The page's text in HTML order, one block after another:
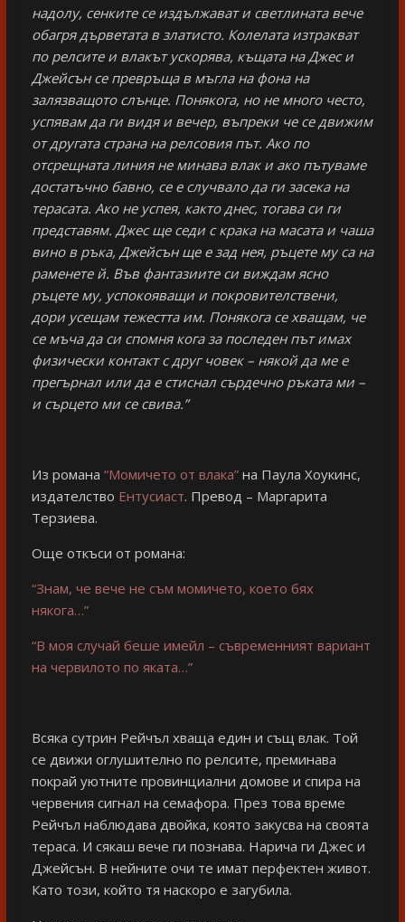
надолу, сенките се издължават и светлината вече
обагря дърветата в златисто. Колелата изтракват
по релсите и влакът ускорява, къщата на Джес и
Джейсън се превръща в мъгла на фона на
залязващото слънце. Понякога, но не много често,
успявам да ги видя и вечер, въпреки че се движим
от другата страна на релсовия път. Ако по
отсрещната линия не минава влак и ако пътуваме
достатъчно бавно, се е случвало да ги засека на
терасата. Ако не успея, както днес, тогава си ги
представям. Джес ще седи с крака на масата и чаша
вино в ръка, Джейсън ще е зад нея, ръцете му са на
раменете й. Във фантазиите си виждам ясно
ръцете му, успокояващи и покровителствени,
дори усещам тежестта им. Понякога се хващам, че
се мъча да си спомня кога за последен път имах
физически контакт с друг човек – някой да ме е
прегърнал или да е стиснал сърдечно ръката ми –
и сърцето ми се свива.”
Из романа “Момичето от влака”на Паула Хоукинс,
издателство Ентусиаст. Превод – Маргарита
Терзиева.
Още откъси от романа:
“Знам, че вече не съм момичето, което бях
някога…”
“В моя случай беше имейл – съвременният вариант
на червилото по яката…”
Всяка сутрин Рейчъл хваща един и същ влак. Той
се движи оглушително по релсите, преминава
покрай уютните провинциални домове и спира на
червения сигнал на семафора. През това време
Рейчъл наблюдава двойка, която закусва на своята
тераса. И сякаш вече ги познава. Нарича ги Джес и
Джейсън. В нейните очи те имат перфектен живот.
Като този, който тя наскоро е загубила.